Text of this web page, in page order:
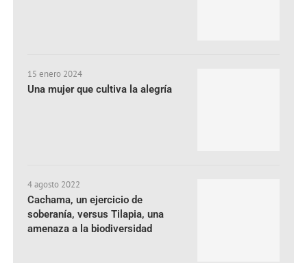
15 enero 2024
Una mujer que cultiva la alegría
4 agosto 2022
Cachama, un ejercicio de
soberanía, versus Tilapia, una
amenaza a la biodiversidad